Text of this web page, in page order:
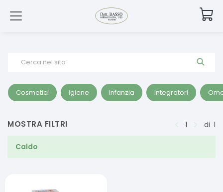
Cerca nel sito
Cosmetici Igiene Infanzia Integratori
MOSTRA FILTRI 1 di 1
Caldo